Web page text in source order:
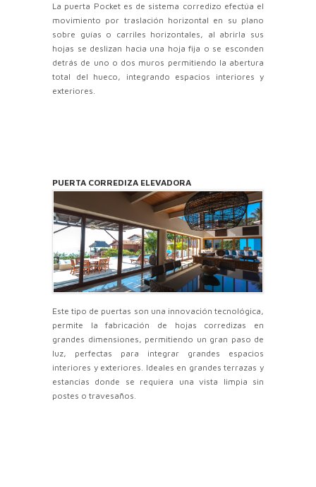
La puerta Pocket es de sistema corredizo efectúa el
movimiento por traslación horizontal en su plano
sobre guías o carriles horizontales, al abrirla sus
hojas se deslizan hacia una hoja fija o se esconden
detrás de uno o dos muros permitiendo la abertura
total del hueco, integrando espacios interiores y
exteriores.
PUERTA CORREDIZA ELEVADORA
Este tipo de puertas son una innovación tecnológica,
permite la fabricación de hojas corredizas en
grandes dimensiones, permitiendo un gran paso de
luz, perfectas para integrar grandes espacios
interiores y exteriores. Ideales en grandes terrazas y
estancias donde se requiera una vista limpia sin
postes o travesaños.